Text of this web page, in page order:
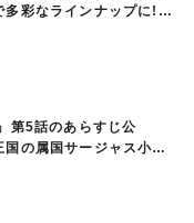
多彩なラインナップに!!
第5話のあらすじ公
の属国サージャス小王